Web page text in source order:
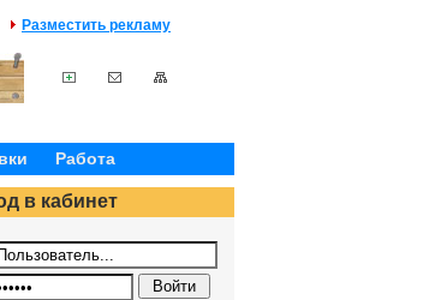
Разместить рекламу
Работа
в кабинет